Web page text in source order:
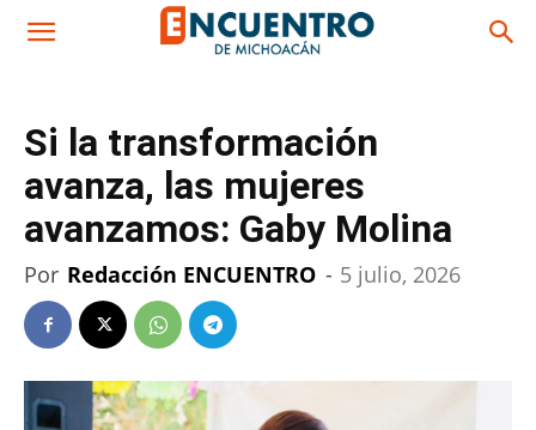
Si la transformación
avanza, las mujeres
avanzamos: Gaby Molina
Por Redacción ENCUENTRO - 5 julio, 2026